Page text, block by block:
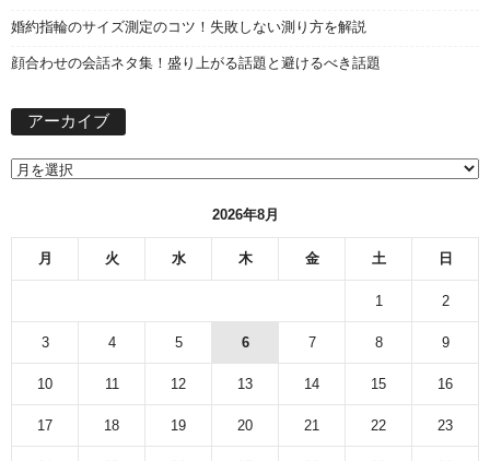
婚約指輪のサイズ測定のコツ！失敗しない測り方を解説
顔合わせの会話ネタ集！盛り上がる話題と避けるべき話題
アーカイブ
2026年8月
月 火 水 木 金 土 日
1 2
3 4 5 6 7 8 9
10 11 12 13 14 15 16
17 18 19 20 21 22 23